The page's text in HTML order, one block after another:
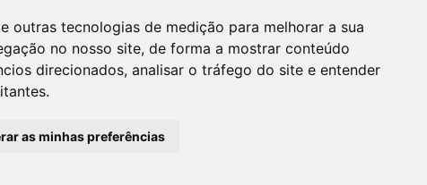
outras tecnologias de medição para melhorar a sua
no nosso site, de forma a mostrar conteúdo
direcionados, analisar o tráfego do site e entender
as minhas preferências